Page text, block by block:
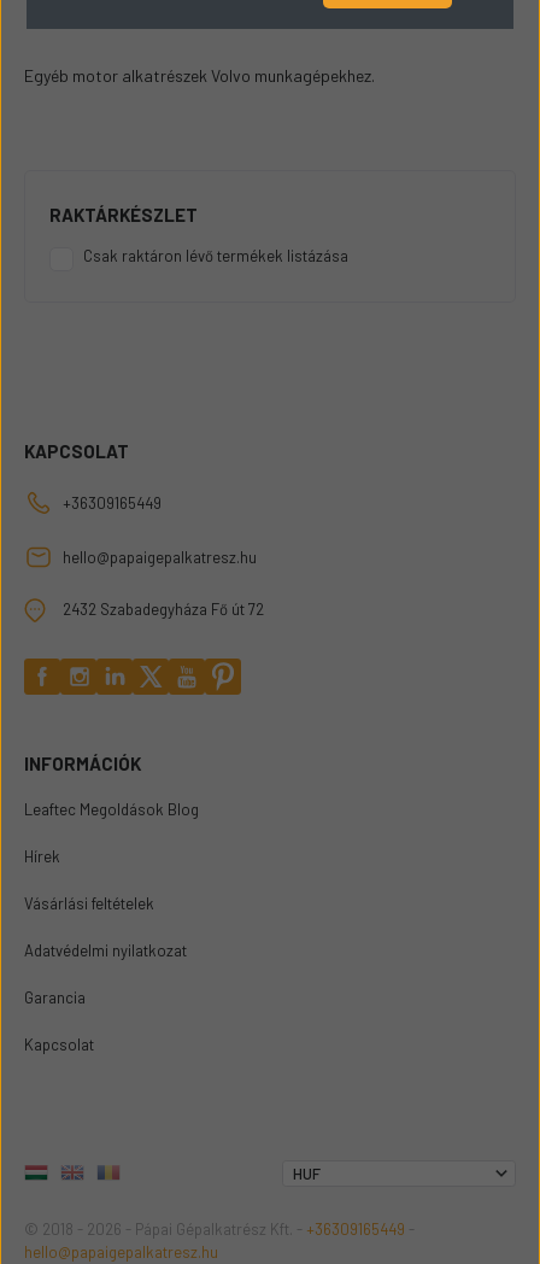
Egyéb motor alkatrészek Volvo munkagépekhez.
RAKTÁRKÉSZLET
Csak raktáron lévő termékek listázása
KAPCSOLAT
+36309165449
hello@papaigepalkatresz.hu
2432 Szabadegyháza Fő út 72
INFORMÁCIÓK
Leaftec Megoldások Blog
Hírek
Vásárlási feltételek
Adatvédelmi nyilatkozat
Garancia
Kapcsolat
© 2018 - 2026 - Pápai Gépalkatrész Kft. - +36309165449 -
hello@papaigepalkatresz.hu